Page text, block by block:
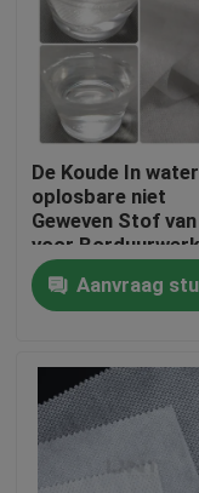
Producten
Over ons
De Koude In water
oplosbare niet
Geweven Stof
voor
Vriendschappelijke
Eco steunen
Aanvraag